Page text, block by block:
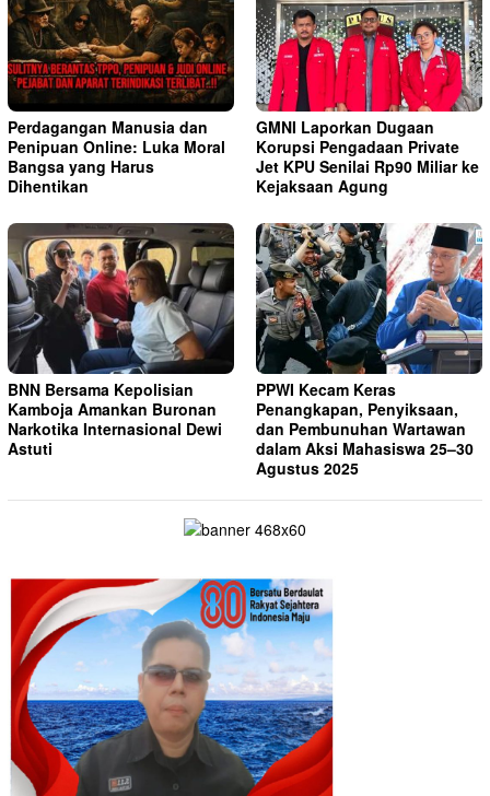
Perdagangan Manusia dan
Penipuan Online: Luka Moral
Bangsa yang Harus
Dihentikan
GMNI Laporkan Dugaan
Korupsi Pengadaan Private
Jet KPU Senilai Rp90 Miliar ke
Kejaksaan Agung
BNN Bersama Kepolisian
Kamboja Amankan Buronan
Narkotika Internasional Dewi
Astuti
PPWI Kecam Keras
Penangkapan, Penyiksaan,
dan Pembunuhan Wartawan
dalam Aksi Mahasiswa 25–30
Agustus 2025